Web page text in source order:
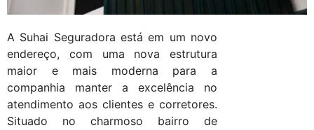
A Suhai Seguradora está em um novo
endereço, com uma nova estrutura
maior e mais moderna para a
companhia manter a excelência no
atendimento aos clientes e corretores.
Situado no charmoso bairro de